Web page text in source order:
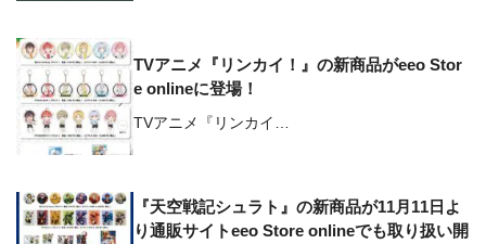
TVアニメ『リンカイ！』の新商品がeeo Stor
e onlineに登場！
TVアニメ『リンカイ…
『天空戦記シュラト』の新商品が11月11日よ
り通販サイトeeo Store onlineでも取り扱い開